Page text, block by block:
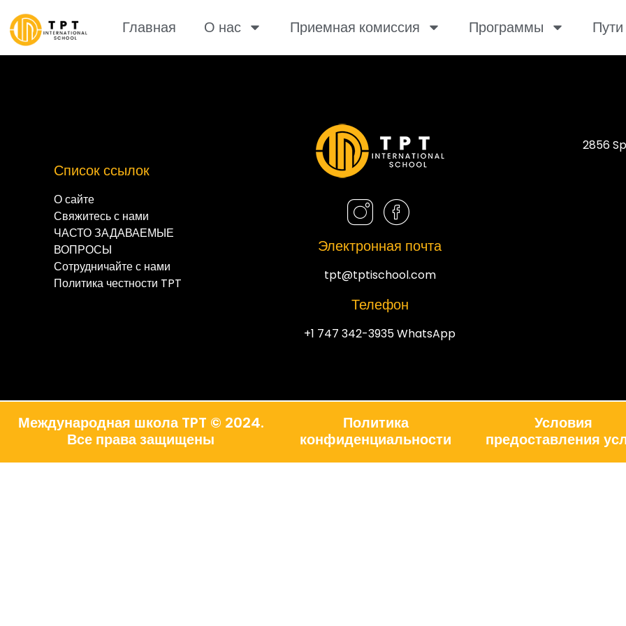
Главная О нас Приемная комиссия Программы Пути
Список ссылок
О сайте
Свяжитесь с нами
ЧАСТО ЗАДАВАЕМЫЕ
ВОПРОСЫ
Сотрудничайте с нами
Политика честности TPT
Электронная почта
tpt@tptischool.com
Телефон
+1 747 342-3935 WhatsApp
2856
Международная школа TPT © 2024.
Все права защищены
Политика
конфиденциальности
Условия
предоставления